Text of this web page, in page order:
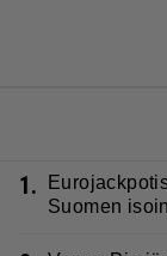
1.
Suomen